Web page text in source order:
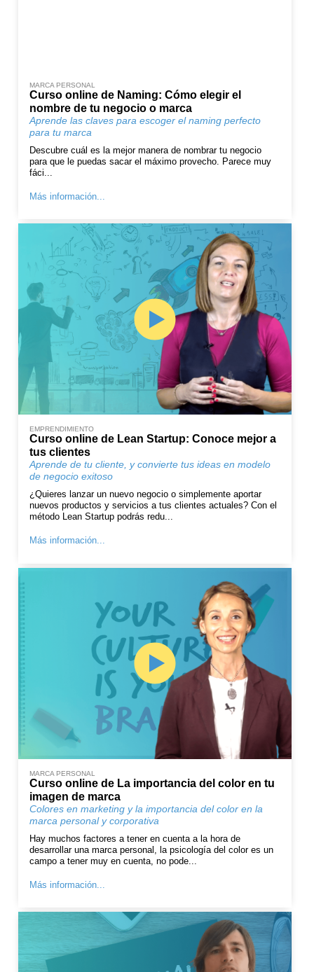
MARCA PERSONAL
Curso online de Naming: Cómo elegir el
nombre de tu negocio o marca
Aprende las claves para escoger el naming perfecto
para tu marca
Descubre cuál es la mejor manera de nombrar tu negocio
para que le puedas sacar el máximo provecho. Parece muy
fáci...
Más información...
EMPRENDIMIENTO
Curso online de Lean Startup: Conoce mejor a
tus clientes
Aprende de tu cliente, y convierte tus ideas en modelo
de negocio exitoso
¿Quieres lanzar un nuevo negocio o simplemente aportar
nuevos productos y servicios a tus clientes actuales? Con el
método Lean Startup podrás redu...
Más información...
MARCA PERSONAL
Curso online de La importancia del color en tu
imagen de marca
Colores en marketing y la importancia del color en la
marca personal y corporativa
Hay muchos factores a tener en cuenta a la hora de
desarrollar una marca personal, la psicología del color es un
campo a tener muy en cuenta, no pode...
Más información...